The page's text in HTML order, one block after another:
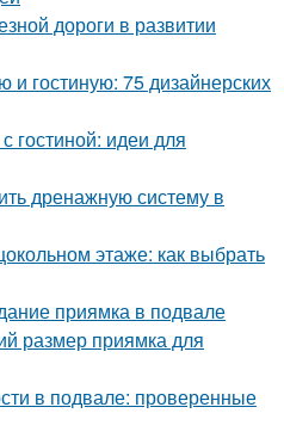
дороги в развитии
и гостиную: 75 дизайнерских
гостиной: идеи для
дренажную систему в
этаже: как выбрать
приямка в подвале
размер приямка для
в подвале: проверенные